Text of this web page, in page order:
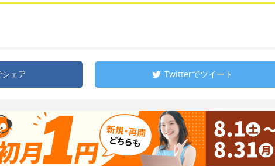
シェア Twitterでツイート